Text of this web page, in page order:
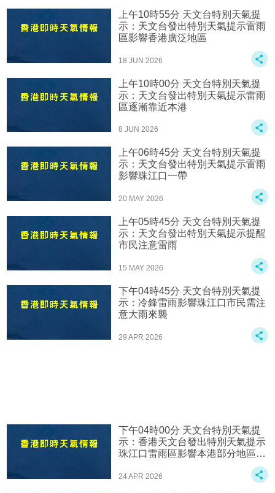
上午10時55分 天文台特別天氣提
示：天文台發出特別天氣提示雷雨
區影響香港廣泛地區
18 JUN 2026
上午10時00分 天文台特別天氣提
示：天文台發出特別天氣提示雷雨
區逐漸靠近本港
8 JUN 2026
上午06時45分 天文台特別天氣提
示：天文台發出特別天氣提示雷雨
影響珠江口一帶
20 MAY 2026
上午05時45分 天文台特別天氣提
示：天文台發出特別天氣提示提醒
市民注意雷雨
15 MAY 2026
下午04時45分 天文台特別天氣提
示：冷鋒雷雨影響珠江口市民需注
意大雨來襲
29 APR 2026
下午04時00分 天文台特別天氣提
示：香港天文台發出特別天氣提示
珠江口雷雨區影響本港部分地區雨
24 APR 2026